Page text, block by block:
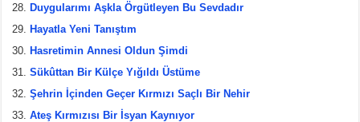
Duygularımı Aşkla Örgütleyen Bu Sevdadır
Hayatla Yeni Tanıştım
Hasretimin Annesi Oldun Şimdi
Sükûttan Bir Külçe Yığıldı Üstüme
Şehrin İçinden Geçer Kırmızı Saçlı Bir Nehir
Ateş Kırmızısı Bir İsyan Kaynıyor